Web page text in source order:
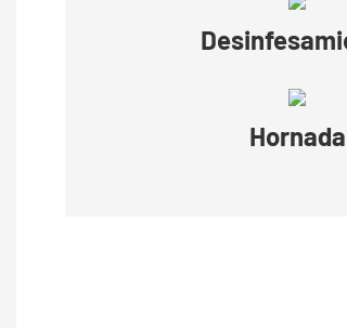
Hornada